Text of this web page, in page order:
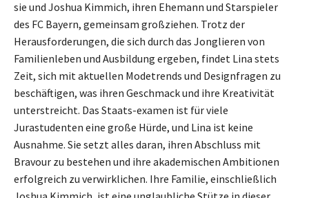
sie und Joshua Kimmich, ihren Ehemann und Starspieler
des FC Bayern, gemeinsam großziehen. Trotz der
Herausforderungen, die sich durch das Jonglieren von
Familienleben und Ausbildung ergeben, findet Lina stets
Zeit, sich mit aktuellen Modetrends und Designfragen zu
beschäftigen, was ihren Geschmack und ihre Kreativität
unterstreicht. Das Staats-examen ist für viele
Jurastudenten eine große Hürde, und Lina ist keine
Ausnahme. Sie setzt alles daran, ihren Abschluss mit
Bravour zu bestehen und ihre akademischen Ambitionen
erfolgreich zu verwirklichen. Ihre Familie, einschließlich